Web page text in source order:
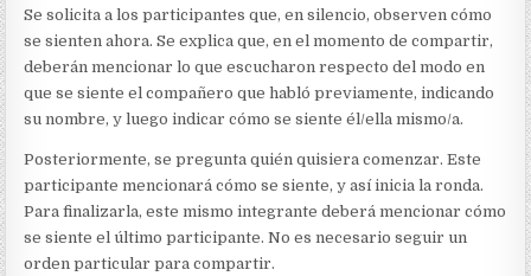
Se solicita a los participantes que, en silencio, observen cómo
se sienten ahora. Se explica que, en el momento de compartir,
deberán mencionar lo que escucharon respecto del modo en
que se siente el compañero que habló previamente, indicando
su nombre, y luego indicar cómo se siente él/ella mismo/a.
Posteriormente, se pregunta quién quisiera comenzar. Este
participante mencionará cómo se siente, y así inicia la ronda.
Para finalizarla, este mismo integrante deberá mencionar cómo
se siente el último participante. No es necesario seguir un
orden particular para compartir.